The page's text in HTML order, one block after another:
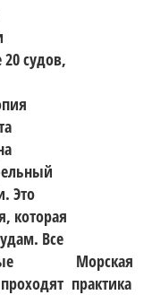
20 судов,
Это
которая
Все
Морская
практика